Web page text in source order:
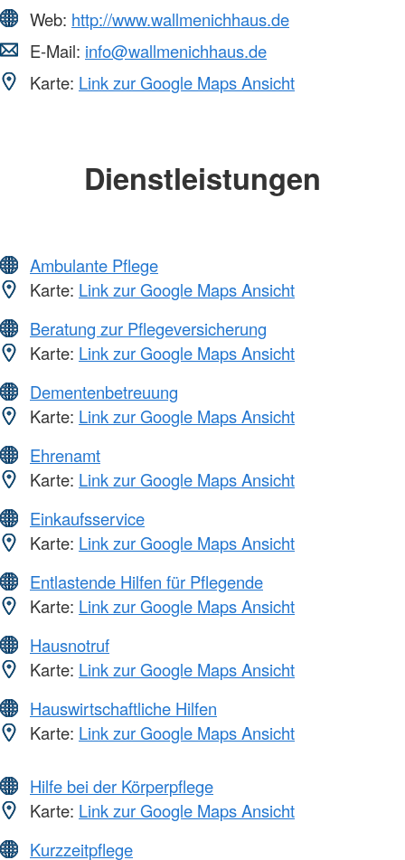
Web: http://www.wallmenichhaus.de
E-Mail: info@wallmenichhaus.de
Karte: Link zur Google Maps Ansicht
Dienstleistungen
Ambulante Pflege
Karte: Link zur Google Maps Ansicht
Beratung zur Pflegeversicherung
Karte: Link zur Google Maps Ansicht
Dementenbetreuung
Karte: Link zur Google Maps Ansicht
Ehrenamt
Karte: Link zur Google Maps Ansicht
Einkaufsservice
Karte: Link zur Google Maps Ansicht
Entlastende Hilfen für Pflegende
Karte: Link zur Google Maps Ansicht
Hausnotruf
Karte: Link zur Google Maps Ansicht
Hauswirtschaftliche Hilfen
Karte: Link zur Google Maps Ansicht
Hilfe bei der Körperpflege
Karte: Link zur Google Maps Ansicht
Kurzzeitpflege